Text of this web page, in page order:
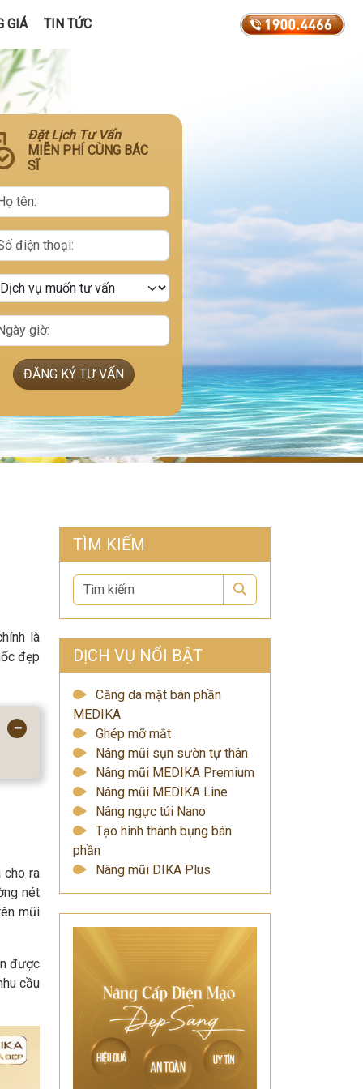
GIÁ TIN TỨC
Đặt Lịch Tư Vấn
MIỄN PHÍ CÙNG BÁC
SĨ
ĐĂNG KÝ TƯ VẤN
là
đẹp
−
cho ra
nét
mũi
được
cầu
TÌM KIẾM
DỊCH VỤ NỔI BẬT
Căng da mặt bán phần
MEDIKA
Ghép mỡ mắt
Nâng mũi sụn sườn tự thân
Nâng mũi MEDIKA Premium
Nâng mũi MEDIKA Line
Nâng ngực túi Nano
Tạo hình thành bụng bán
phần
Nâng mũi DIKA Plus